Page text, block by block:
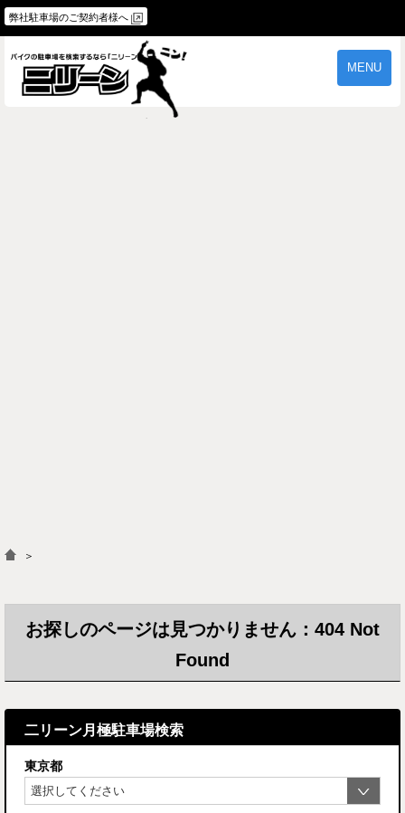
弊社駐車場のご契約者様へ
MENU
＞
お探しのページは見つかりません：404 Not
Found
二リーン月極駐車場検索
東京都